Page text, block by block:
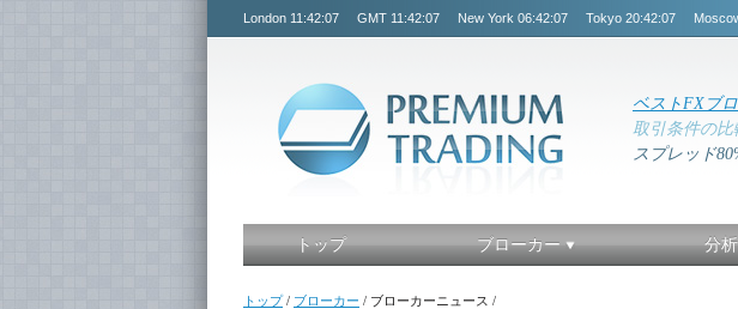
London 11:42:08 GMT 11:42:08 New York 06:42:08 Tokyo 20:42:08
ベストFXブ
取引条件の比
スプレッド
トップ ブローカー 分析
トップ/ ブローカー / ブローカーニュース /